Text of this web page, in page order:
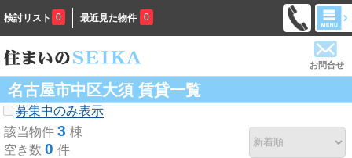
検討リスト 0 最近見た物件 0
お問合せ
名古屋市中区大須 賃貸一覧
募集中のみ表示
該当物件 3 棟
空き数 0 件